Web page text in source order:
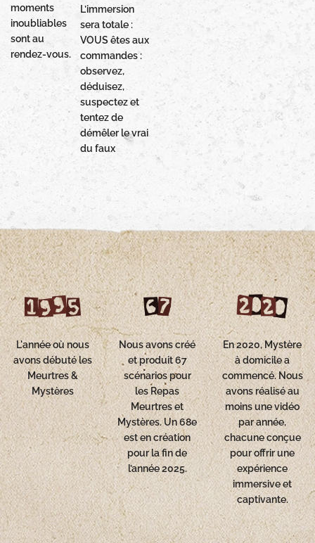
moments
inoubliables
sont au
rendez-vous.
L’immersion
sera totale :
VOUS êtes aux
commandes :
observez,
déduisez,
suspectez et
tentez de
démêler le vrai
du faux
L'année où nous
avons débuté les
Meurtres &
Mystères
Nous avons créé
et produit 67
scénarios pour
les Repas
Meurtres et
Mystères. Un 68e
est en création
pour la fin de
l’année 2025.
En 2020, Mystère
à domicile a
commencé. Nous
avons réalisé au
moins une vidéo
par année,
chacune conçue
pour offrir une
expérience
immersive et
captivante.